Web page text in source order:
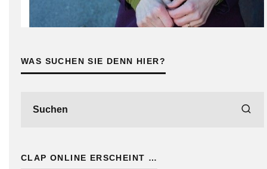
WAS SUCHEN SIE DENN HIER?
CLAP ONLINE ERSCHEINT …